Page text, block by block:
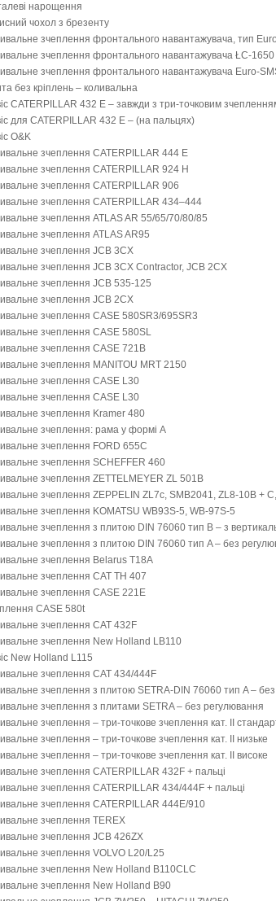
нарощення
чохол з брезенту
зчеплення фронтального навантажувача, тип
зчеплення фронтального навантажувача ŁC-1650
зчеплення фронтального навантажувача Euro-
без кріплень – коливальна
CATERPILLAR 432 E – завжди з три-точковим
для CATERPILLAR 432 E – (на пальцях)
O&K
зчеплення CATERPILLAR 444 E
зчеплення CATERPILLAR 924 H
зчеплення CATERPILLAR 906
зчеплення CATERPILLAR 434–444
зчеплення ATLAS AR 55/65/70/80/85
зчеплення ATLAS AR95
зчеплення JCB 3CX
зчеплення JCB 3CX Contractor, JCB 2CX
зчеплення JCB 535-125
зчеплення JCB 2CX
зчеплення CASE 580SR3/695SR3
зчеплення CASE 580SL
зчеплення CASE 721B
зчеплення MANITOU MRT 2150
зчеплення CASE L30
зчеплення CASE L30
зчеплення Kramer 480
зчеплення: рама у формі А
зчеплення FORD 655C
зчеплення SCHEFFER 460
зчеплення ZETTELMEYER ZL 501B
зчеплення ZEPPELIN ZL7c, SMB2041, ZL8-10B +
зчеплення KOMATSU WB93S-5, WB-97S-5
зчеплення з плитою DIN 76060 тип B – з
зчеплення з плитою DIN 76060 тип A – без
зчеплення Belarus T18A
зчеплення CAT TH 407
зчеплення CASE 221E
CASE 580t
зчеплення CAT 432F
зчеплення New Holland LB110
New Holland L115
зчеплення CAT 434/444F
зчеплення з плитою SETRA-DIN 76060 тип A –
зчеплення з плитами SETRA – без регулювання
зчеплення – три-точкове зчеплення кат. II
зчеплення – три-точкове зчеплення кат. II низьке
зчеплення – три-точкове зчеплення кат. II високе
зчеплення CATERPILLAR 432F + пальці
зчеплення CATERPILLAR 434/444F + пальці
зчеплення CATERPILLAR 444E/910
зчеплення TEREX
зчеплення JCB 426ZX
зчеплення VOLVO L20/L25
зчеплення New Holland B110CLC
зчеплення New Holland B90